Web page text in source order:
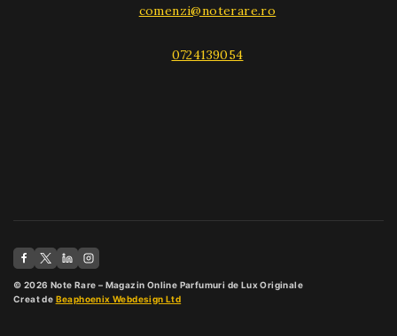
comenzi@noterare.ro
0724139054
© 2026 Note Rare – Magazin Online Parfumuri de Lux Originale
Creat de Beaphoenix Webdesign Ltd